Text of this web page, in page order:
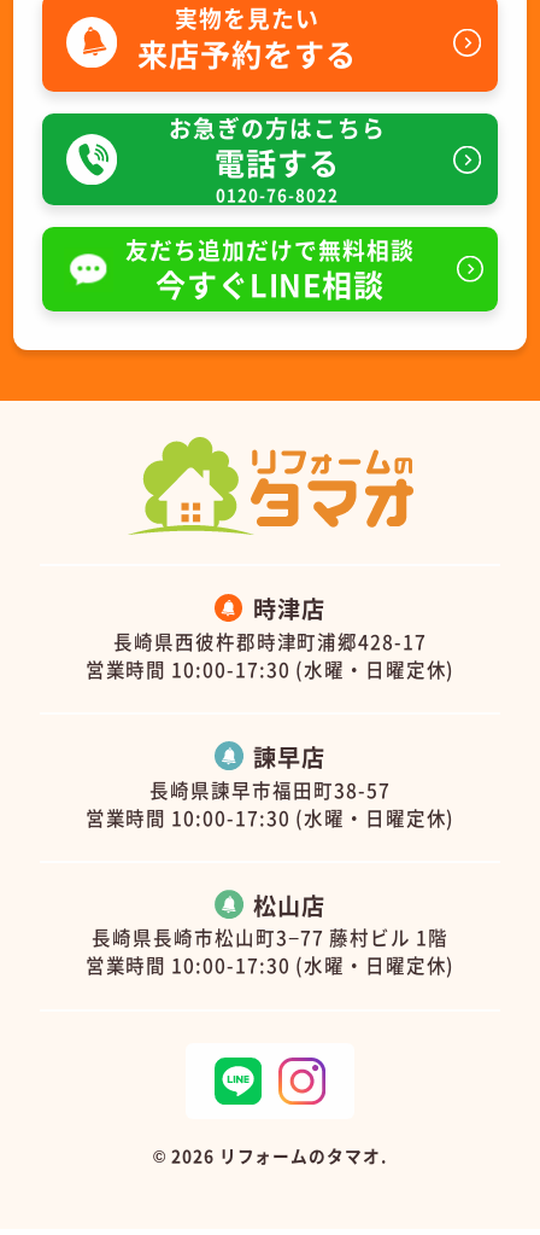
実物を見たい
来店予約をする
お急ぎの方はこちら
電話する
0120-76-8022
友だち追加だけで無料相談
今すぐLINE相談
時津店
長崎県西彼杵郡時津町浦郷428-17
営業時間 10:00-17:30 (水曜・日曜定休)
諫早店
長崎県諫早市福田町38-57
営業時間 10:00-17:30 (水曜・日曜定休)
松山店
長崎県長崎市松山町3−77 藤村ビル 1階
営業時間 10:00-17:30 (水曜・日曜定休)
© 2026 リフォームのタマオ.